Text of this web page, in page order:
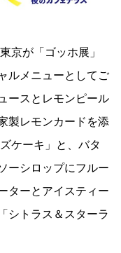
京が「ゴッホ展」
ルメニューとしてご
ースとレモンピール
製レモンカードを添
ケーキ」と、バタ
ーシロップにフルー
ターとアイスティー
シトラス＆スターラ